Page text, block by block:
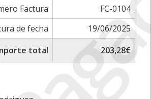
Factura
FC-0104
de fecha
19/06/2025
total
203,28€